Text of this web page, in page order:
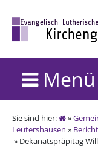
Menü
Sie sind hier: »
Leutershausen »
» Dekanatspräpitag